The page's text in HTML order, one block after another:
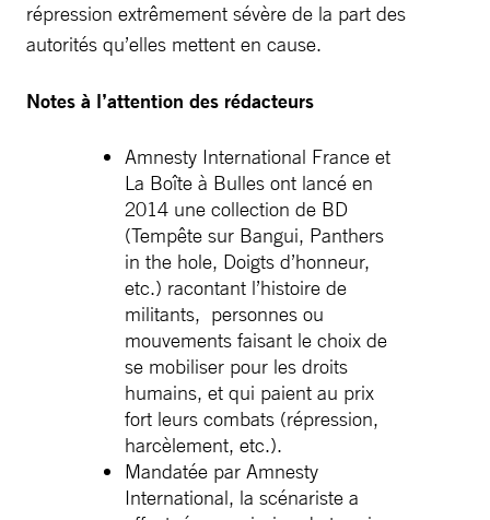
répression extrêmement sévère de la part des
autorités qu’elles mettent en cause.
Notes à l’attention des rédacteurs
Amnesty International France et
La Boîte à Bulles ont lancé en
2014 une collection de BD
(Tempête sur Bangui, Panthers
in the hole, Doigts d’honneur,
etc.) racontant l’histoire de
militants, personnes ou
mouvements faisant le choix de
se mobiliser pour les droits
humains, et qui paient au prix
fort leurs combats (répression,
harcèlement, etc.).
Mandatée par Amnesty
International, la scénariste a